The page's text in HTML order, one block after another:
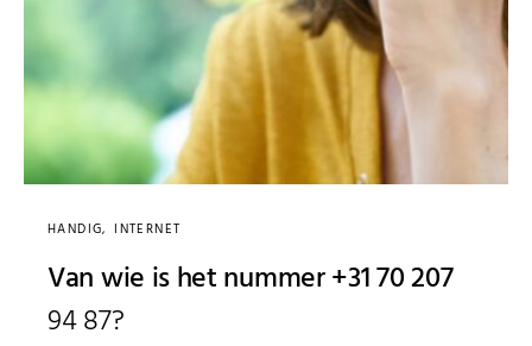
HANDIG INTERNET
Van wie is het nummer +31 70 207
94 87?